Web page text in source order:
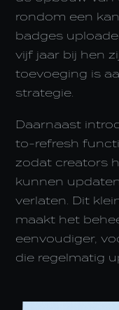
rondom een
badges
vijf jaar bij hen
toevoeging is
strategie.
Daarnaast
to-refresh
zodat creators
kunnen
verlaten. Dit
maakt het
eenvoudiger,
die regelmatig